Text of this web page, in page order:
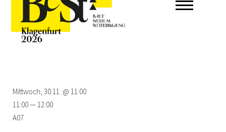
Mittwoch, 30.11. @ 11:00
11:00 — 12:00
A07